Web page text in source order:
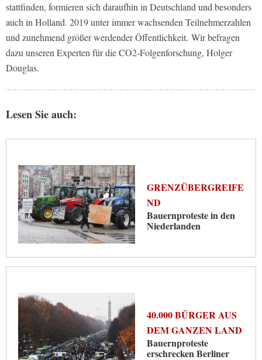
stattfinden, formieren sich daraufhin in Deutschland und besonders
auch in Holland. 2019 unter immer wachsenden Teilnehmerzahlen
und zunehmend größer werdender Öffentlichkeit. Wir befragen
dazu unseren Experten für die CO2-Folgenforschung, Holger
Douglas.
Lesen Sie auch:
GRENZÜBERGREIFE
ND
Bauernproteste in den
Niederlanden
40.000 BÜRGER AUS
DEM GANZEN LAND
Bauernproteste
erschrecken Berliner